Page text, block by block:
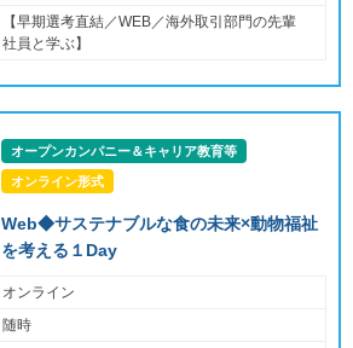
【早期選考直結／WEB／海外取引部門の先輩
社員と学ぶ】
オープンカンパニー＆キャリア教育等
オンライン形式
Web◆サステナブルな食の未来×動物福祉
を考える１Day
オンライン
随時